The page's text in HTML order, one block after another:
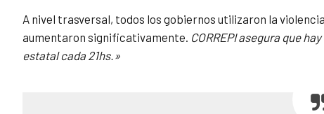
A nivel trasversal, todos los gobiernos utilizaron la
aumentaron significativamente. CORREPI asegura que
estatal cada 21hs.»